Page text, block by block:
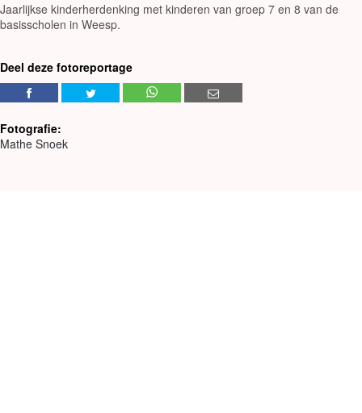
Jaarlijkse kinderherdenking met kinderen van groep 7 en 8 van de
basisscholen in Weesp.
Deel deze fotoreportage
Fotografie:
Mathe Snoek